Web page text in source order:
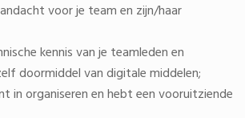
voor je team en zijn/haar
kennis van je teamleden en
doormiddel van digitale middelen;
in organiseren en hebt een vooruitziende